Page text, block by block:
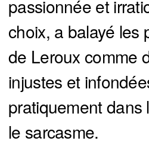
passionnée et
choix, a balayé les
de Leroux comme
injustes et
pratiquement dans
le sarcasme.